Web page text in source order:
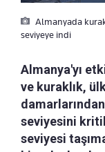
Almanyada
seviyeye indi
Almanya'yı
ve kuraklık,
seviyesini
seviyesi